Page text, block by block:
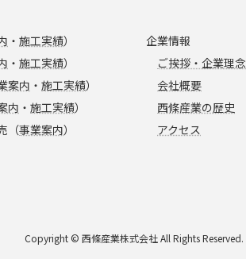
・施工実績）
・施工実績）
案内 ・施工実績）
内 ・施工実績）
（事業案内）
企業情報
ご挨拶・企業理念
会社概要
西條産業の歴史
アクセス
Copyright © 西條産業株式会社 All Rights Reserved.